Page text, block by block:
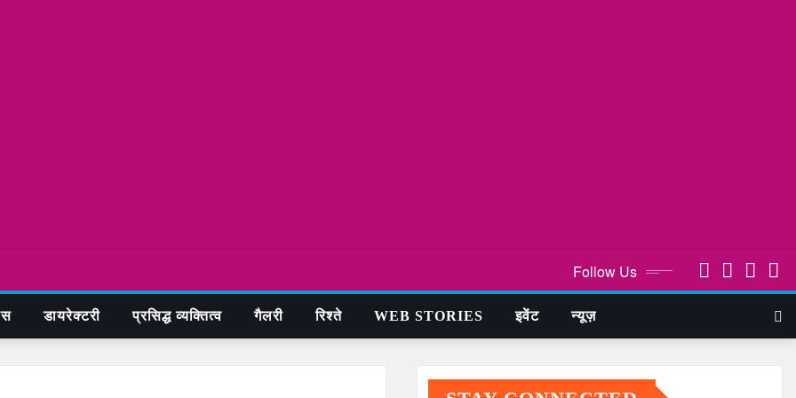
Follow Us
डायरेक्टरी प्रसिद्ध व्यक्तित्व गैलरी रिश्ते WEB STORIES इवेंट न्यूज़